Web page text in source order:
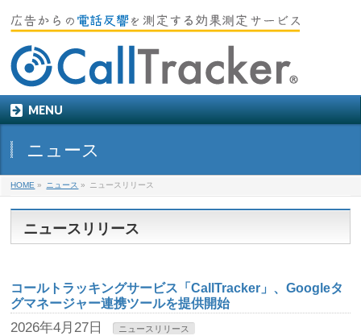
MENU
ニュース
HOME » ニュース » ニュースリリース
ニュースリリース
コールトラッキングサービス「CallTracker」、Googleタ
グマネージャー連携ツールを提供開始
2026年4月27日 ニュースリリース